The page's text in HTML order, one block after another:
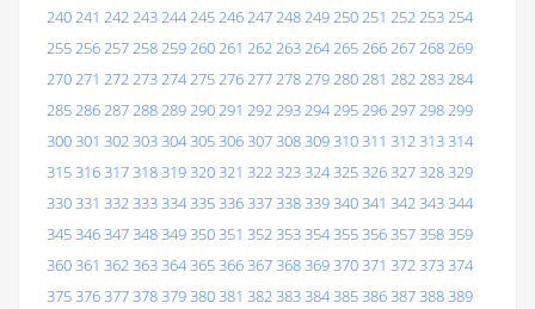
240241 242243244245246247248249250251 252253254
255256257258259260261 262263264265266267268269
270271 272273274275276277278279280281 282283284
285286287288289290291 292293294295296297298299
300301 302303304305306307308309310311 312313314
315316317318319320321 322323324325326327328329
330331 332333334335336337338339340341 342343344
345346347348349350351 352353354355356357358359
360361 362363364365366367368369370371 372373374
375376377378379380381 382383384385386387388389